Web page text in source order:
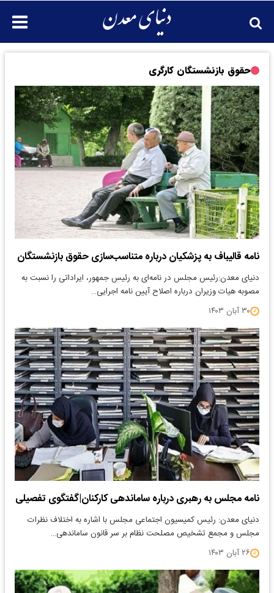
حقوق بازنشستگان کارگری
نامه قالیباف به پزشکیان درباره متناسب‌سازی حقوق بازنشستگان
دنیای معدن:رئیس مجلس در نامه‌ای به رئیس جمهور، ایراداتی را نسبت به
مصوبه هیات وزیران درباره اصلاح آیین نامه اجرایی…
۳۰ آبان ۱۴۰۳
نامه مجلس به رهبری درباره ساماندهی کارکنان|گفتگوی تفصیلی
دنیای معدن: رئیس کمیسیون اجتماعی مجلس با اشاره به اختلاف نظرات
مجلس و مجمع تشخیص مصلحت نظام بر سر قانون ساماندهی…
۲۶ آبان ۱۴۰۳